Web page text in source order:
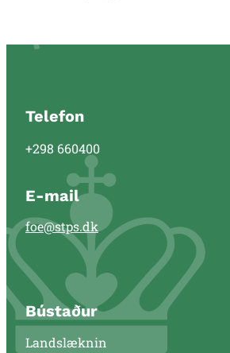
Telefon
+298 660400
E-mail
foe@stps.dk
Bústaður
Landslæknin